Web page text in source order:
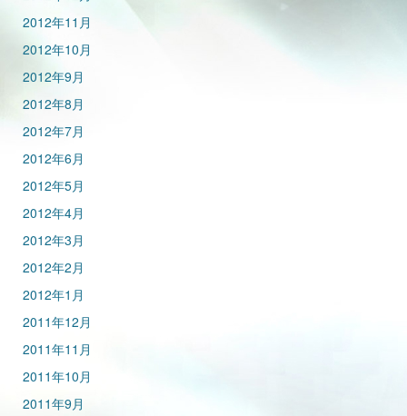
2012年11月
2012年10月
2012年9月
2012年8月
2012年7月
2012年6月
2012年5月
2012年4月
2012年3月
2012年2月
2012年1月
2011年12月
2011年11月
2011年10月
2011年9月